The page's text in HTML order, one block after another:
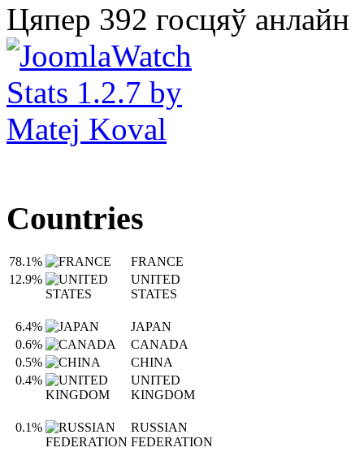
Цяпер 392 госцяў анлайн
Countries
78.1%
FRANCE
12.9%
UNITED
STATES
6.4%
JAPAN
0.6%
CANADA
0.5%
CHINA
0.4%
UNITED
KINGDOM
0.1%
RUSSIAN
FEDERATION